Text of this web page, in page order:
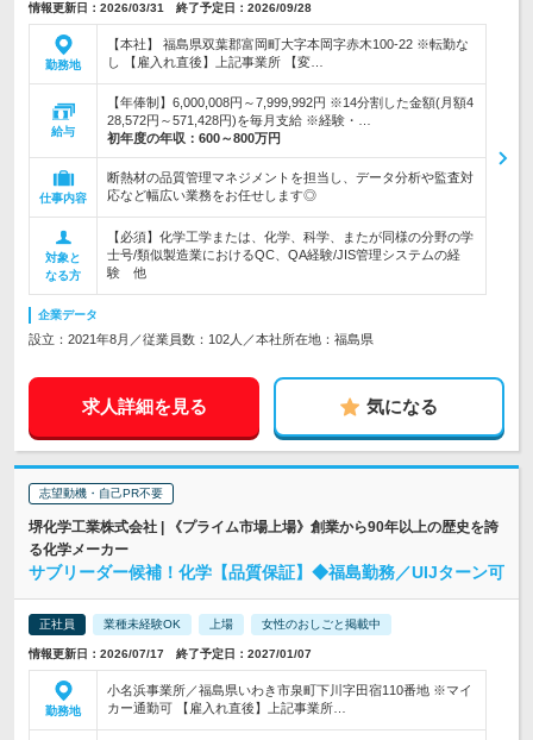
情報更新日：2026/03/31 終了予定日：2026/09/28
勤務地
【本社】 福島県双葉郡富岡町大字本岡字赤木100-22 ※転勤な
し 【雇入れ直後】上記事業所 【変…
給与
【年俸制】6,000,008円～7,999,992円 ※14分割した金額(月額4
28,572円～571,428円)を毎月支給 ※経験・…
初年度の年収： 600～800万円
仕事内容
断熱材の品質管理マネジメントを担当し、データ分析や監査対
応など幅広い業務をお任せします◎
対象と
なる方
【必須】化学工学または、化学、科学、またが同様の分野の学
士号/類似製造業におけるQC、QA経験/JIS管理システムの経
験 他
企業データ
設立：2021年8月／従業員数：102人／本社所在地：福島県
求人詳細を見る 気になる
志望動機・自己PR不要
堺化学工業株式会社 | 《プライム市場上場》創業から90年以上の歴史を誇
る化学メーカー
サブリーダー候補！化学【品質保証】◆福島勤務／UIJターン可
正社員 業種未経験OK 上場 女性のおしごと掲載中
情報更新日：2026/07/17 終了予定日：2027/01/07
勤務地
小名浜事業所／福島県いわき市泉町下川字田宿110番地 ※マイ
カー通勤可 【雇入れ直後】上記事業所…